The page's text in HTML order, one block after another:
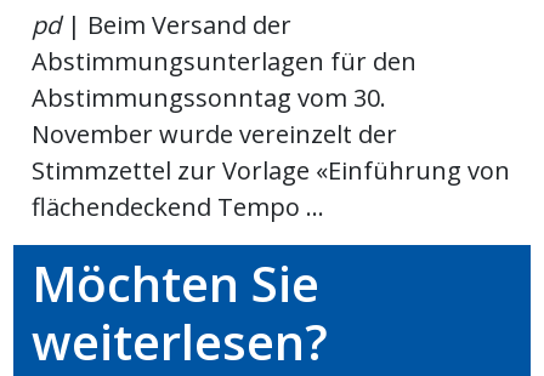
pd| Beim Versand der
Abstimmungsunterlagen für den
Abstimmungssonntag vom 30.
November wurde vereinzelt der
Stimmzettel zur Vorlage «Einführung von
flächendeckend Tempo ...
Möchten Sie
weiterlesen?